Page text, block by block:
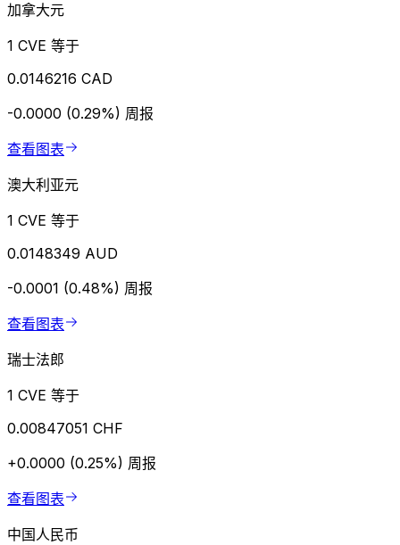
加拿大元
1 CVE 等于
0.0146216 CAD
-0.0000 (0.29%) 周报
查看图表
澳大利亚元
1 CVE 等于
0.0148349 AUD
-0.0001 (0.48%) 周报
查看图表
瑞士法郎
1 CVE 等于
0.00847051 CHF
+0.0000 (0.25%) 周报
查看图表
中国人民币